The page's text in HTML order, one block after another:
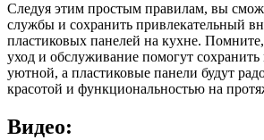
Следуя этим простым правилам, вы
службы и сохранить привлекательный
пластиковых панелей на кухне.
уход и обслуживание помогут
уютной, а пластиковые панели будут
красотой и функциональностью на
Видео: